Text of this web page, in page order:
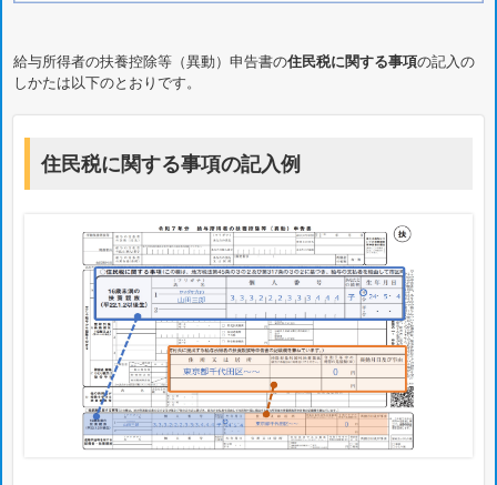
給与所得者の扶養控除等（異動）申告書の住民税に関する事項の記入の
しかたは以下のとおりです。
住民税に関する事項の記入例